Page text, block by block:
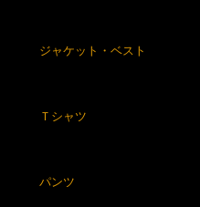
ジャケット・ベスト
Ｔシャツ
パンツ